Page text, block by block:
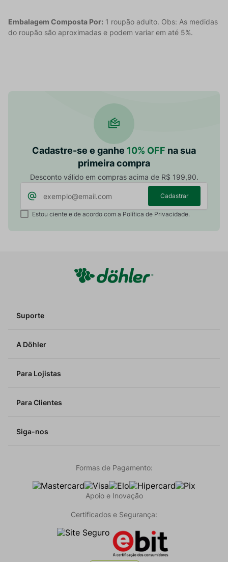
Embalagem Composta Por: 1 roupão adulto. Obs: As medidas
do roupão são aproximadas e podem variar em até 5%.
Cadastre-se e ganhe 10% OFF na sua
primeira compra
Desconto válido em compras acima de R$ 199,90.
Cadastrar
Estou ciente e de acordo com a Política de Privacidade.
Suporte
A Döhler
Para Lojistas
Para Clientes
Siga-nos
Formas de Pagamento:
Apoio e Inovação
Certificados e Segurança: